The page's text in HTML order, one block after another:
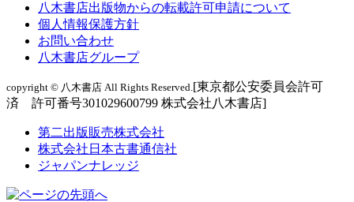
八木書店出版物からの転載許可申請について
個人情報保護方針
お問い合わせ
八木書店グループ
copyright © 八木書店 All Rights Reserved.[東京都公安委員会許可
済 許可番号301029600799 株式会社八木書店]
第二出版販売株式会社
株式会社日本古書通信社
ジャパンナレッジ